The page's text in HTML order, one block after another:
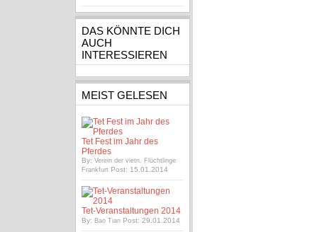
DAS KÖNNTE DICH
AUCH
INTERESSIEREN
MEIST GELESEN
Tet Fest im Jahr des
Pferdes
By:Verein der vietn. Flüchtlinge
Frankfurt Post: 15.01.2014
Tet-Veranstaltungen 2014
By:Bao Tian Post: 29.01.2014